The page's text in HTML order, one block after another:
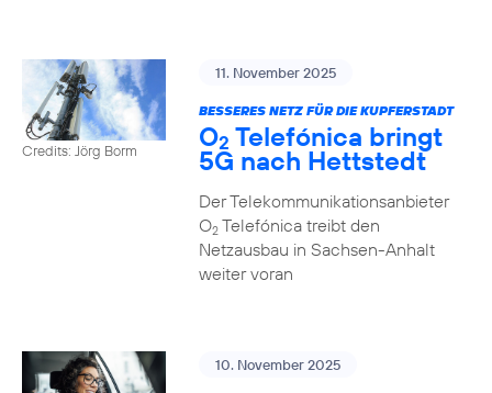
Credits: Jörg Borm
11. November 2025
BESSERES NETZ FÜR DIE KUPFERSTADT
O2 Telefónica bringt
5G nach Hettstedt
Der Telekommunikationsanbieter
O2Telefónica treibt den
Netzausbau in Sachsen-Anhalt
weiter voran
10. November 2025